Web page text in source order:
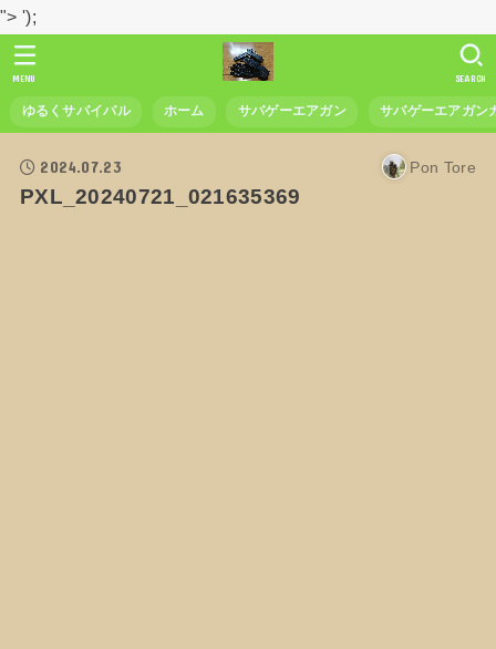
"> ');
ゆるくサバイバル ホーム サバゲーエアガン サバゲーエアガン
SEARCH
MENU
2024.07.23 Pon Tore
PXL_20240721_021635369